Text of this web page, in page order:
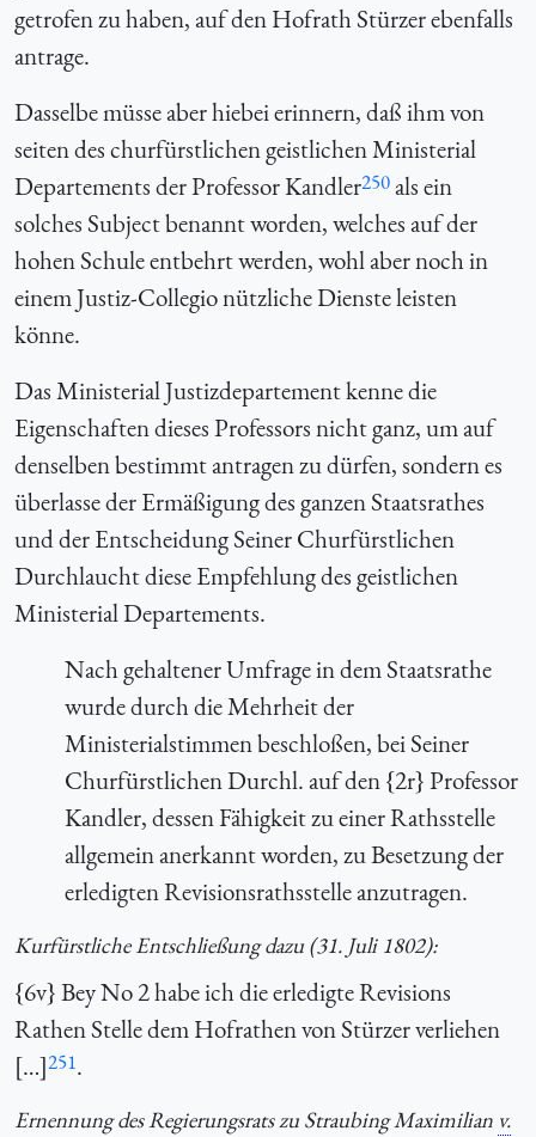
getrofen zu haben, auf den Hofrath Stürzer ebenfalls
antrage.
Dasselbe müsse aber hiebei erinnern, daß ihm von
seiten des churfürstlichen geistlichen Ministerial
Departements der Professor Kandler250als ein
solches Subject benannt worden, welches auf der
hohen Schule entbehrt werden, wohl aber noch in
einem Justiz-Collegio nützliche Dienste leisten
könne.
Das Ministerial Justizdepartement kenne die
Eigenschaften dieses Professors nicht ganz, um auf
denselben bestimmt antragen zu dürfen, sondern es
überlasse der Ermäßigung des ganzen Staatsrathes
und der Entscheidung Seiner Churfürstlichen
Durchlaucht diese Empfehlung des geistlichen
Ministerial Departements.
Nach gehaltener Umfrage in dem Staatsrathe
wurde durch die Mehrheit der
Ministerialstimmen beschloßen, bei Seiner
Churfürstlichen Durchl. auf den {2r} Professor
Kandler, dessen Fähigkeit zu einer Rathsstelle
allgemein anerkannt worden, zu Besetzung der
erledigten Revisionsrathsstelle anzutragen.
Kurfürstliche Entschließung dazu (31. Juli 1802):
{6v} Bey No 2 habe ich die erledigte Revisions
Rathen Stelle dem Hofrathen von Stürzer verliehen
[…]251.
Ernennung des Regierungsrats zu Straubing Maximilian v.